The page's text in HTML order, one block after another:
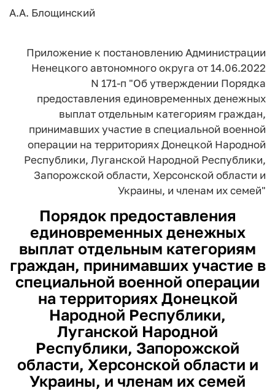
А.А. Блощинский
Приложение к постановлению Администрации
Ненецкого автономного округа от 14.06.2022
N 171-п "Об утверждении Порядка
предоставления единовременных денежных
выплат отдельным категориям граждан,
принимавших участие в специальной военной
операции на территориях Донецкой Народной
Республики, Луганской Народной Республики,
Запорожской области, Херсонской области и
Украины, и членам их семей"
Порядок предоставления
единовременных денежных
выплат отдельным категориям
граждан, принимавших участие в
специальной военной операции
на территориях Донецкой
Народной Республики,
Луганской Народной
Республики, Запорожской
области, Херсонской области и
Украины, и членам их семей